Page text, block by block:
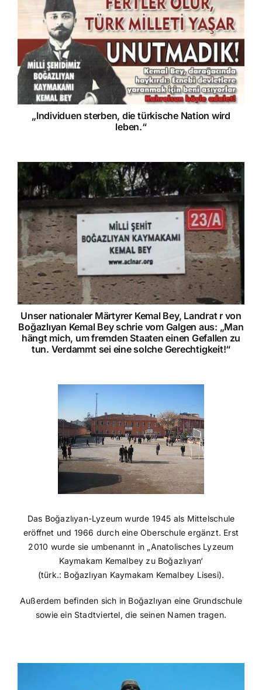
„Individuen sterben, die türkische Nation wird
leben.“
Unser nationaler Märtyrer Kemal Bey, Landrat r von
Boğazlıyan Kemal Bey schrie vom Galgen aus: „Man
hängt mich, um fremden Staaten einen Gefallen zu
tun. Verdammt sei eine solche Gerechtigkeit!“
Das Boğazlıyan-Lyzeum wurde 1945 als Mittelschule
eröffnet und 1966 durch eine Oberschule ergänzt. Erst
2010 wurde sie umbenannt in „Anatolisches Lyzeum
Kaymakam Kemalbey zu Boğazlıyan‘
(türk.: Boğazlıyan Kaymakam Kemalbey Lisesi).
Außerdem befinden sich in Boğazlıyan eine Grundschule
sowie ein Stadtviertel, die seinen Namen tragen.